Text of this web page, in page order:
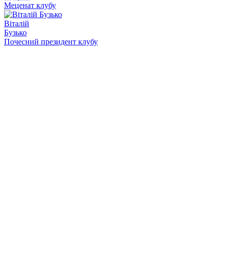
Меценат клубу
Віталій
Бузько
Почесний президент клубу